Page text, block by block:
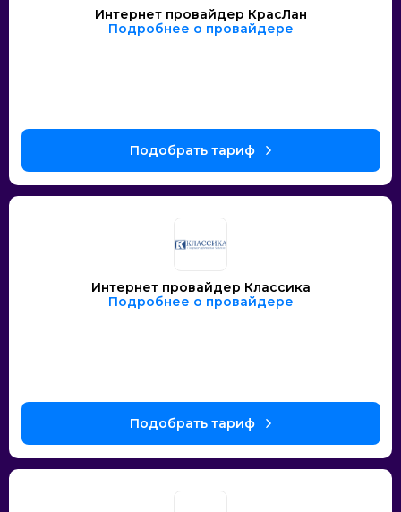
Интернет провайдер КрасЛан
Подробнее о провайдере
Интернет провайдер Классика
Подробнее о провайдере